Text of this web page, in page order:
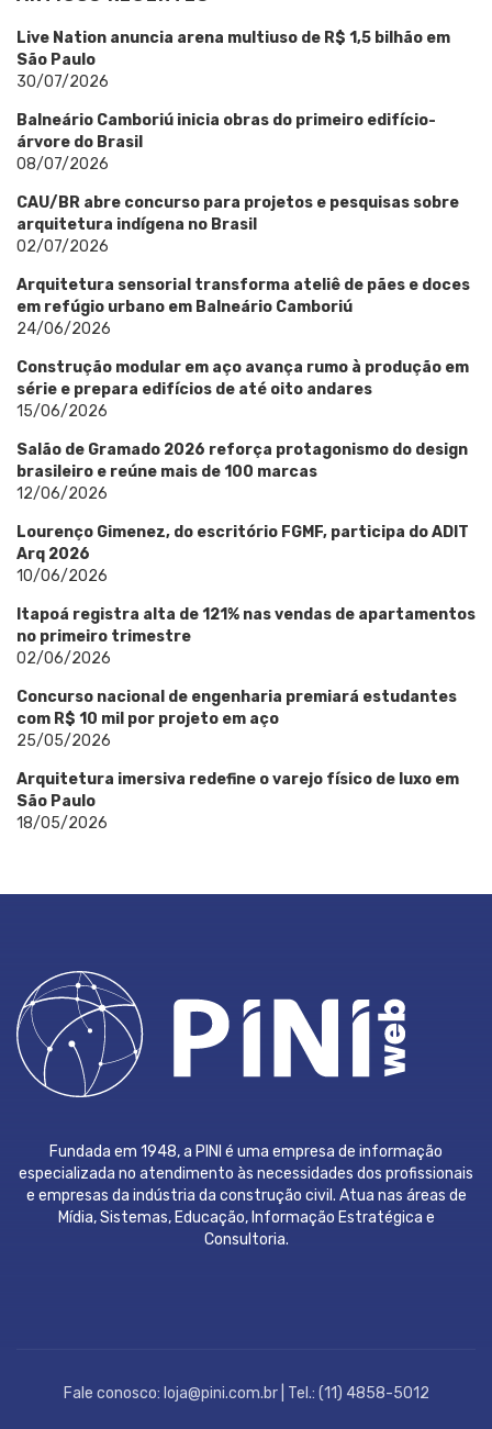
Live Nation anuncia arena multiuso de R$ 1,5 bilhão em
São Paulo
30/07/2026
Balneário Camboriú inicia obras do primeiro edifício-
árvore do Brasil
08/07/2026
CAU/BR abre concurso para projetos e pesquisas sobre
arquitetura indígena no Brasil
02/07/2026
Arquitetura sensorial transforma ateliê de pães e doces
em refúgio urbano em Balneário Camboriú
24/06/2026
Construção modular em aço avança rumo à produção em
série e prepara edifícios de até oito andares
15/06/2026
Salão de Gramado 2026 reforça protagonismo do design
brasileiro e reúne mais de 100 marcas
12/06/2026
Lourenço Gimenez, do escritório FGMF, participa do ADIT
Arq 2026
10/06/2026
Itapoá registra alta de 121% nas vendas de apartamentos
no primeiro trimestre
02/06/2026
Concurso nacional de engenharia premiará estudantes
com R$ 10 mil por projeto em aço
25/05/2026
Arquitetura imersiva redefine o varejo físico de luxo em
São Paulo
18/05/2026
Fundada em 1948, a PINI é uma empresa de informação
especializada no atendimento às necessidades dos profissionais
e empresas da indústria da construção civil. Atua nas áreas de
Mídia, Sistemas, Educação, Informação Estratégica e
Consultoria.
Fale conosco: loja@pini.com.br | Tel.: (11) 4858-5012